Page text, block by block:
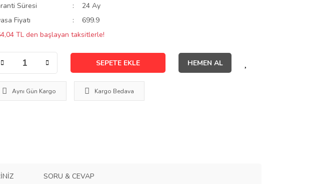
Süresi
24 Ay
Fiyatı
699.9
TL den başlayan taksitlerle!
SEPETE EKLE HEMEN AL
Aynı Gün Kargo Kargo Bedava
SORU & CEVAP